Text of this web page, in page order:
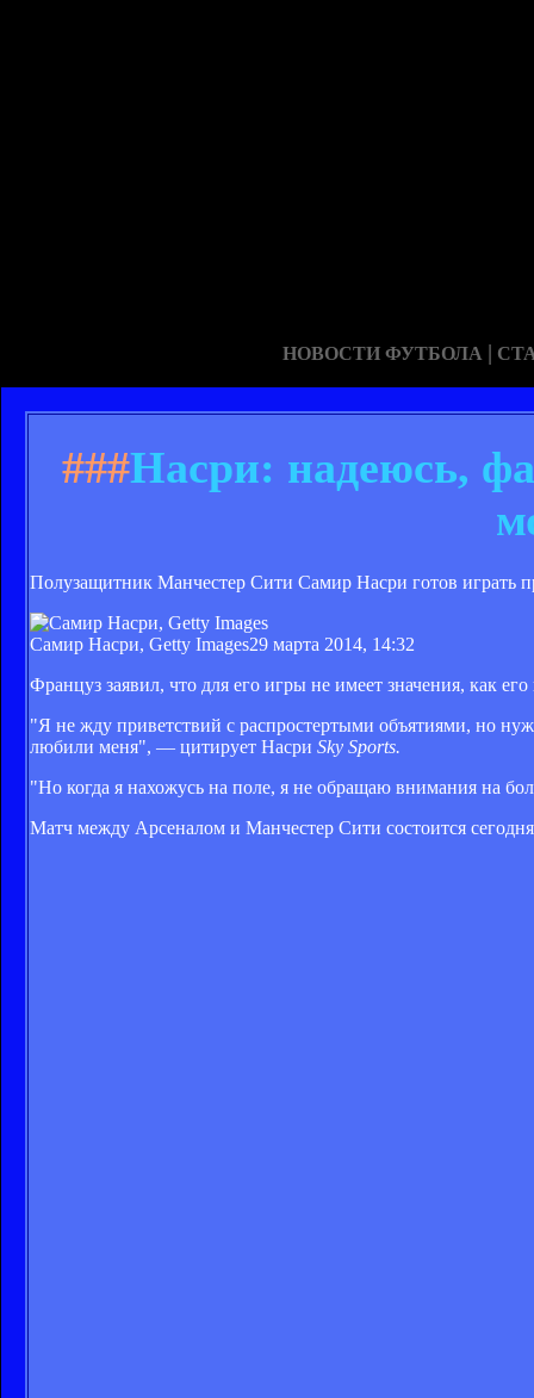
НОВОСТИ ФУТБОЛА |
###Насри: надеюсь,
Полузащитник Манчестер Сити Самир Насри готов играть
Самир Насри, Getty Images29 марта 2014, 14:32
Француз заявил, что для его игры не имеет значения, как
"Я не жду приветствий с распростертыми объятиями, но
любили меня", — цитирует Насри Sky Sports.
"Но когда я нахожусь на поле, я не обращаю внимания на
Матч между Арсеналом и Манчестер Сити состоится